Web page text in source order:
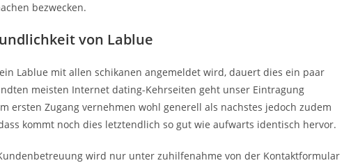
bezwecken.
von Lablue
Lablue mit allen schikanen angemeldet wird, dauert dies ein paar
meisten Internet dating-Kehrseiten geht unser Eintragung
ersten Zugang vernehmen wohl generell als nachstes jedoch zudem
kommt noch dies letztendlich so gut wie aufwarts identisch hervor.
wird nur unter zuhilfenahme von der Kontaktformular